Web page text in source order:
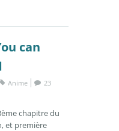
can
Anime
23
chapitre du
et première